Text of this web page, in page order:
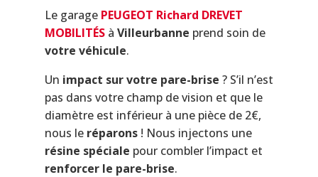
Le garage PEUGEOT Richard DREVET
MOBILITÉS à Villeurbanne prend soin de
votre véhicule.
Un impact sur votre pare-brise ? S’il n’est
pas dans votre champ de vision et que le
diamètre est inférieur à une pièce de 2€,
nous le réparons! Nous injectons une
résine spéciale pour combler l’impact et
renforcer le pare-brise.